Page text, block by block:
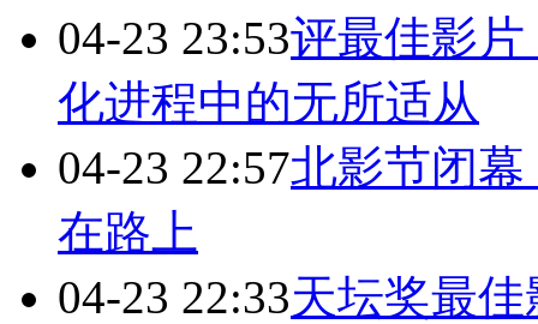
04-23 23:53评最佳影
化进程中的无所适从
04-23 22:57北影节闭
在路上
04-23 22:33天坛奖最